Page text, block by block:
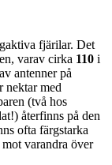
fjärilar. Det
varav cirka 110 i
antenner på
nektar med
(två hos
återfinns på den
ofta färgstarka
varandra över